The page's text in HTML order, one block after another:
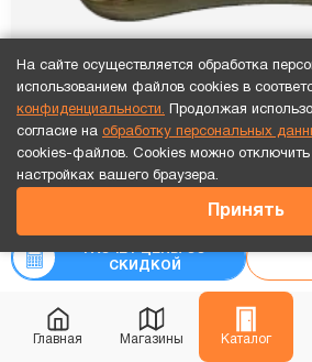
Главная Магазины Каталог
Точный расчет за 10 минут по
СКИДКОЙ
RAP 7 AB
Цены от производителя
1 215
На сайте осуществляется обработка
использованием файлов cookies в
конфиденциальности. Продолжая
согласие на обработку персональных
cookies-файлов. Cookies можно
настройках вашего браузера.
Принять